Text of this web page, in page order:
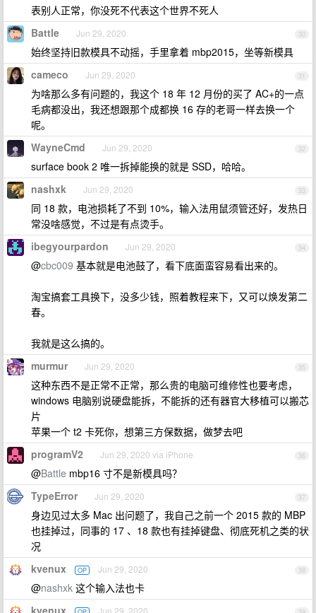
表别人正常，你没死不代表这个世界不死人
30
Battle Jun 29, 2020
始终坚持旧款模具不动摇，手里拿着 mbp2015，坐等新模具
31
cameco Jun 29, 2020
为啥那么多有问题的，我这个 18 年 12 月份的买了 AC+的一点
毛病都没出，我还想跟那个成都换 16 存的老哥一样去换一个
呢。
32
WayneCmd Jun 29, 2020
surface book 2 唯一拆掉能换的就是 SSD，哈哈。
33
nashxk Jun 29, 2020
同 18 款，电池损耗了不到 10%，输入法用鼠须管还好，发热日
常没啥感觉，不过是有点烫手。
34
ibegyourpardon Jun 29, 2020
@cbc009 基本就是电池鼓了，看下底面蛮容易看出来的。
淘宝搞套工具换下，没多少钱，照着教程来下，又可以焕发第二
春。
我就是这么搞的。
35
murmur Jun 29, 2020
这种东西不是正常不正常，那么贵的电脑可维修性也要考虑，
windows 电脑别说硬盘能拆，不能拆的还有器官大移植可以搬芯
片
苹果一个 t2 卡死你，想第三方保数据，做梦去吧
36
programV2 Jun 29, 2020 via iPhone
@Battle mbp16 寸不是新模具吗？
37
TypeError Jun 29, 2020
身边见过太多 Mac 出问题了，我自己之前一个 2015 款的 MBP
也挂掉过，同事的 17 、18 款也有挂掉键盘、彻底死机之类的状
况
38
kvenux OP Jun 29, 2020
@nashxk 这个输入法也卡
kvenux Jun 29, 2020